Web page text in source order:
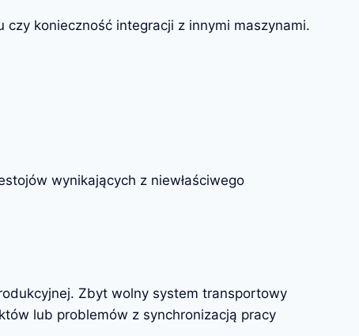
czy konieczność integracji z innymi maszynami.
wynikających z niewłaściwego
Zbyt wolny system transportowy
lub problemów z synchronizacją pracy